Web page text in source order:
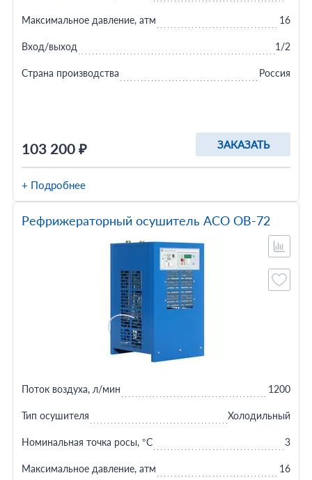
103 200 ₽ ЗАКАЗАТЬ
Максимальное давление, атм 16
Вход/выход 1/2
Страна производства Россия
+ Подробнее
Рефрижераторный осушитель АСО ОВ-72
Поток воздуха, л/мин 1200
Тип осушителя Холодильный
Номинальная точка росы, °C 3
Максимальное давление, атм 16